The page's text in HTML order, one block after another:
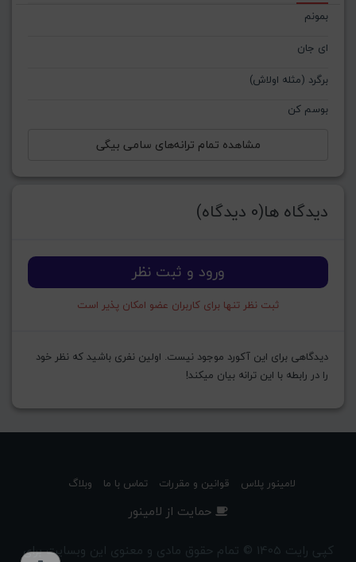
بمونم
ای جان
برگرد (مثله اولاش)
بوسم کن
مشاهده تمام ترانه‌های سامی بیگی
دیدگاه ها(0 دیدگاه)
ورود و ثبت نظر
ثبت نظر تنها برای کاربران عضو امکان پذیر است
دیدگاهی برای این آکورد موجود نیست. اولین نفری باشید که نظر خود
را در رابطه با این ترانه بیان میکند!
لامینور پلاس قوانین و مقررات تماس با ما وبلاگ
حمایت از لامینور
کپی رایت 1405 © تمام حقوق مادی و معنوی این وبسایت برای